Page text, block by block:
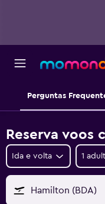
Perguntas
Reserva voos
Ida e volta 1
Hamilton (BDA)